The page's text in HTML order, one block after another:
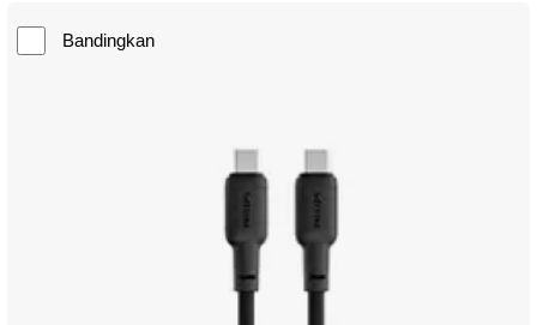
Bandingkan